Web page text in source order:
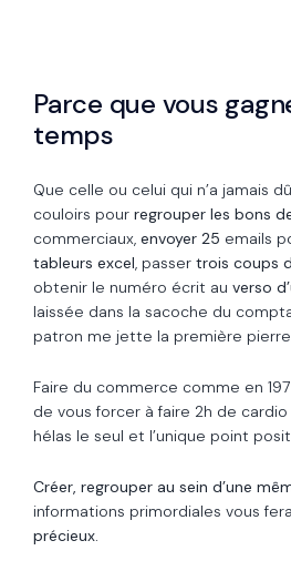
Parce que vous
temps
Que celle ou celui qui n’a jamais
couloirs pour regrouper les bons
commerciaux, envoyer 25 emails
tableurs excel, passer trois coups
obtenir le numéro écrit au verso
laissée dans la sacoche du
patron me jette la première
Faire du commerce comme en
de vous forcer à faire 2h de cardio
hélas le seul et l’unique point
Créer, regrouper au sein d’une
informations primordiales vous fera
précieux.